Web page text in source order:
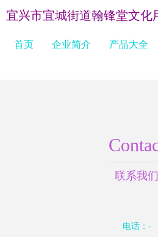
宜兴市宜城街道翰锋堂文化
首页 企业简介 产品大全
联系我们
电话：-